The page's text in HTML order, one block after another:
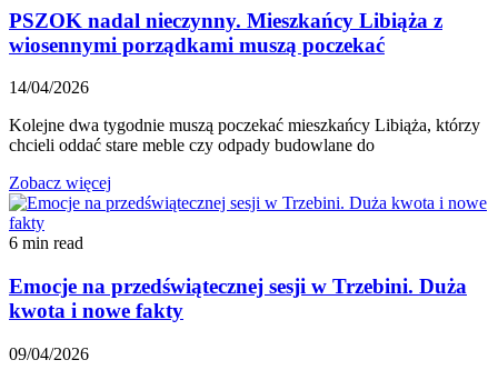
PSZOK nadal nieczynny. Mieszkańcy Libiąża z
wiosennymi porządkami muszą poczekać
14/04/2026
Kolejne dwa tygodnie muszą poczekać mieszkańcy Libiąża, którzy
chcieli oddać stare meble czy odpady budowlane do
Zobacz więcej
6 min read
Emocje na przedświątecznej sesji w Trzebini. Duża
kwota i nowe fakty
09/04/2026